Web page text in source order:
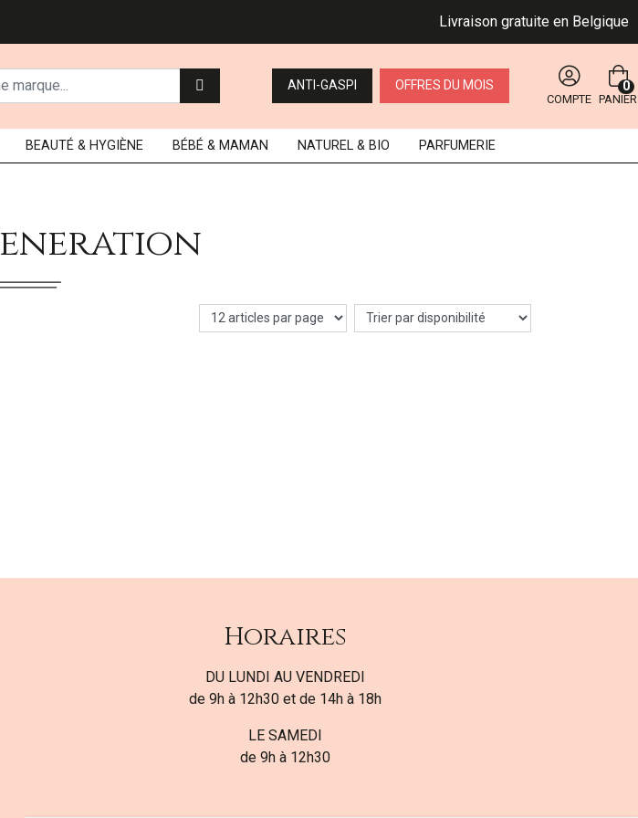
Livraison gratuite en Belgique
ANTI-GASPI OFFRES DU MOIS
COMPTE PANIER
0
BEAUTÉ & HYGIÈNE BÉBÉ & MAMAN NATUREL & BIO PARFUMERIE
Horaires
DU LUNDI AU VENDREDI
de 9h à 12h30 et de 14h à 18h
LE SAMEDI
de 9h à 12h30